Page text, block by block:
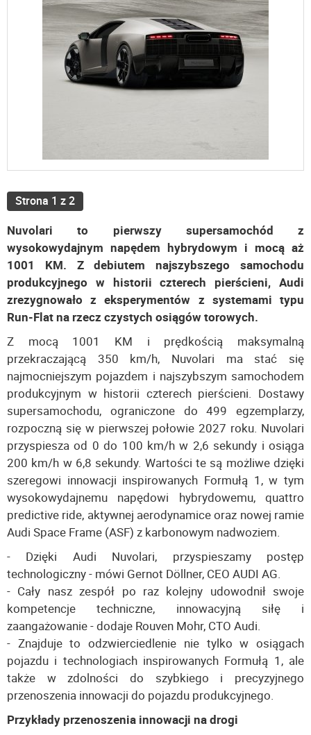
Strona 1 z 2
Nuvolari to pierwszy supersamochód z
wysokowydajnym napędem hybrydowym i mocą aż
1001 KM. Z debiutem najszybszego samochodu
produkcyjnego w historii czterech pierścieni, Audi
zrezygnowało z eksperymentów z systemami typu
Run-Flat na rzecz czystych osiągów torowych.
Z mocą 1001 KM i prędkością maksymalną
przekraczającą 350 km/h, Nuvolari ma stać się
najmocniejszym pojazdem i najszybszym samochodem
produkcyjnym w historii czterech pierścieni. Dostawy
supersamochodu, ograniczone do 499 egzemplarzy,
rozpoczną się w pierwszej połowie 2027 roku. Nuvolari
przyspiesza od 0 do 100 km/h w 2,6 sekundy i osiąga
200 km/h w 6,8 sekundy. Wartości te są możliwe dzięki
szeregowi innowacji inspirowanych Formułą 1, w tym
wysokowydajnemu napędowi hybrydowemu, quattro
predictive ride, aktywnej aerodynamice oraz nowej ramie
Audi Space Frame (ASF) z karbonowym nadwoziem.
- Dzięki Audi Nuvolari, przyspieszamy postęp
technologiczny - mówi Gernot Döllner, CEO AUDI AG.
- Cały nasz zespół po raz kolejny udowodnił swoje
kompetencje techniczne, innowacyjną siłę i
zaangażowanie - dodaje Rouven Mohr, CTO Audi.
- Znajduje to odzwierciedlenie nie tylko w osiągach
pojazdu i technologiach inspirowanych Formułą 1, ale
także w zdolności do szybkiego i precyzyjnego
przenoszenia innowacji do pojazdu produkcyjnego.
Przykłady przenoszenia innowacji na drogi